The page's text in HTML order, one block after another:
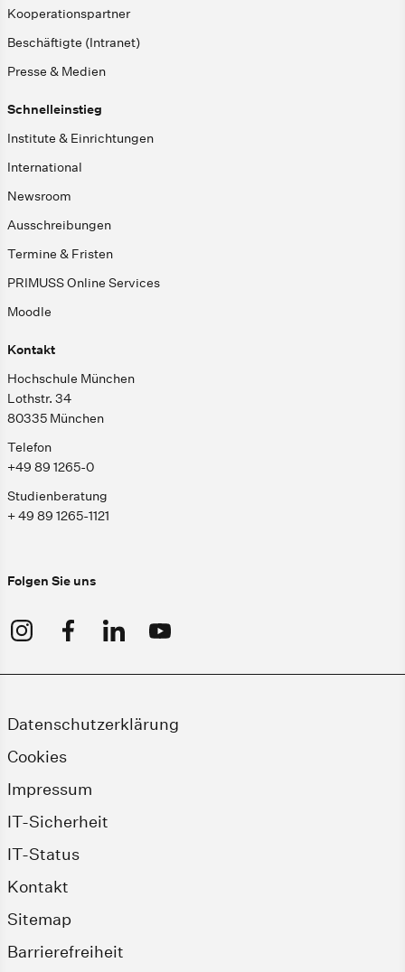
Kooperationspartner
Beschäftigte (Intranet)
Presse & Medien
Schnelleinstieg
Institute & Einrichtungen
International
Newsroom
Ausschreibungen
Termine & Fristen
PRIMUSS Online Services
Moodle
Kontakt
Hochschule München
Lothstr. 34
80335 München
Telefon
+49 89 1265-0
Studienberatung
+ 49 89 1265-1121
Folgen Sie uns
Datenschutzerklärung
Cookies
Impressum
IT-Sicherheit
IT-Status
Kontakt
Sitemap
Barrierefreiheit